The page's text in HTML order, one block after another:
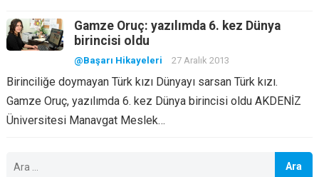
Gamze Oruç: yazılımda 6. kez Dünya
birincisi oldu
@Başarı Hikayeleri 27 Aralık 2013
Birinciliğe doymayan Türk kızı Dünyayı sarsan Türk kızı.
Gamze Oruç, yazılımda 6. kez Dünya birincisi oldu AKDENİZ
Üniversitesi Manavgat Meslek…